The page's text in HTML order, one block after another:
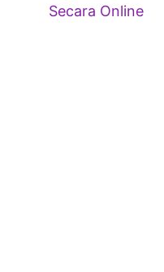
Secara Online